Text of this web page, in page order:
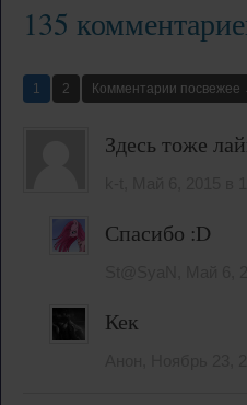
135
1 2 Комментарии посвежее
Здесь тоже
Спасибо :D
Кек